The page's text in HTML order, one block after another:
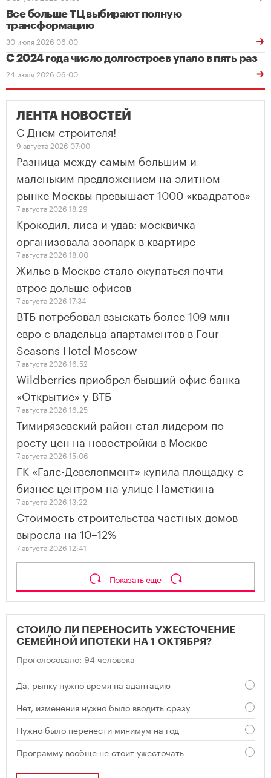
Все больше ТЦ выбирают полную
трансформацию
30 июля 2026 06:00
С 2024 года число долгостроев упало в пять раз
24 июля 2026 06:00
ЛЕНТА НОВОСТЕЙ
С Днем строителя!
9 августа 2026 07:00
Разница между самым большим и
маленьким предложением на элитном
рынке Москвы превышает 1000 «квадратов»
7 августа 2026 18:29
Крокодил, лиса и удав: москвичка
организовала зоопарк в квартире
7 августа 2026 18:00
Жилье в Москве стало окупаться почти
втрое дольше офисов
7 августа 2026 17:34
ВТБ потребовал взыскать более 109 млн
евро с владельца апартаментов в Four
Seasons Hotel Moscow
7 августа 2026 16:52
Wildberries приобрел бывший офис банка
«Открытие» у ВТБ
7 августа 2026 16:25
Тимирязевский район стал лидером по
росту цен на новостройки в Москве
7 августа 2026 15:06
ГК «Галс-Девелопмент» купила площадку с
бизнес центром на улице Наметкина
7 августа 2026 13:22
Стоимость строительства частных домов
выросла на 10–12%
7 августа 2026 12:41
Показать еще
СТОИЛО ЛИ ПЕРЕНОСИТЬ УЖЕСТОЧЕНИЕ
СЕМЕЙНОЙ ИПОТЕКИ НА 1 ОКТЯБРЯ?
Проголосовало: 94 человека
Да, рынку нужно время на адаптацию
Нет, изменения нужно было вводить сразу
Нужно было перенести минимум на год
Программу вообще не стоит ужесточать